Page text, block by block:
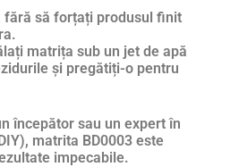
fără să forțați produsul finit
matrița sub un jet de apă
și pregătiți-o pentru
începător sau un expert în
matrita BD0003 este
impecabile.